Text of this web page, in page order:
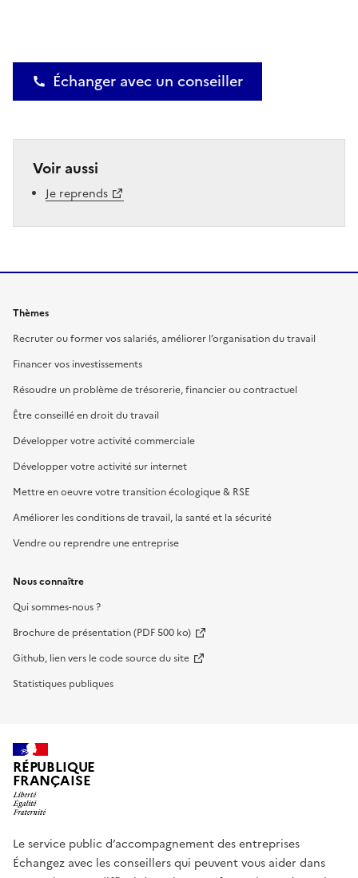
Échanger avec un conseiller
Voir aussi
Je reprends
Thèmes
Recruter ou former vos salariés, améliorer l’organisation du travail
Financer vos investissements
Résoudre un problème de trésorerie, financier ou contractuel
Être conseillé en droit du travail
Développer votre activité commerciale
Développer votre activité sur internet
Mettre en oeuvre votre transition écologique & RSE
Améliorer les conditions de travail, la santé et la sécurité
Vendre ou reprendre une entreprise
Nous connaître
Qui sommes-nous ?
Brochure de présentation (PDF 500 ko)
Github, lien vers le code source du site
Statistiques publiques
RÉPUBLIQUE
FRANÇAISE
Le service public d’accompagnement des entreprises
Échangez avec les conseillers qui peuvent vous aider dans